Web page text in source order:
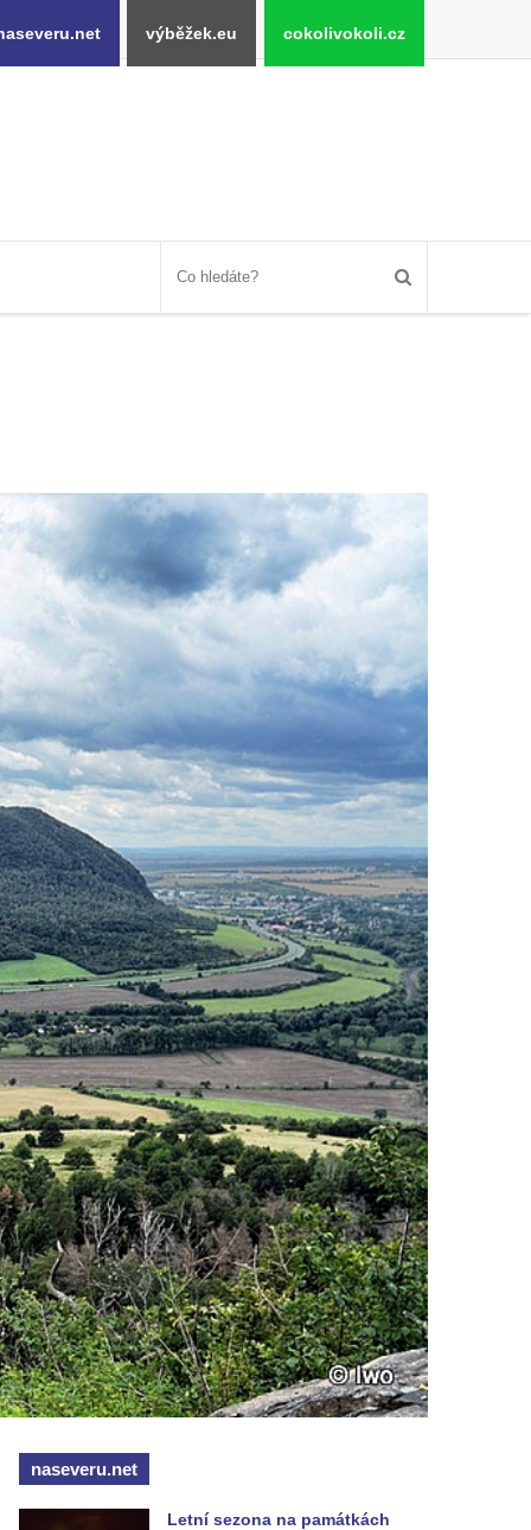
výběžek.eu cokolivokoli.cz
naseveru.net
Letní sezona na památkách